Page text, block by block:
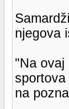
njegova
"Na ovaj
na